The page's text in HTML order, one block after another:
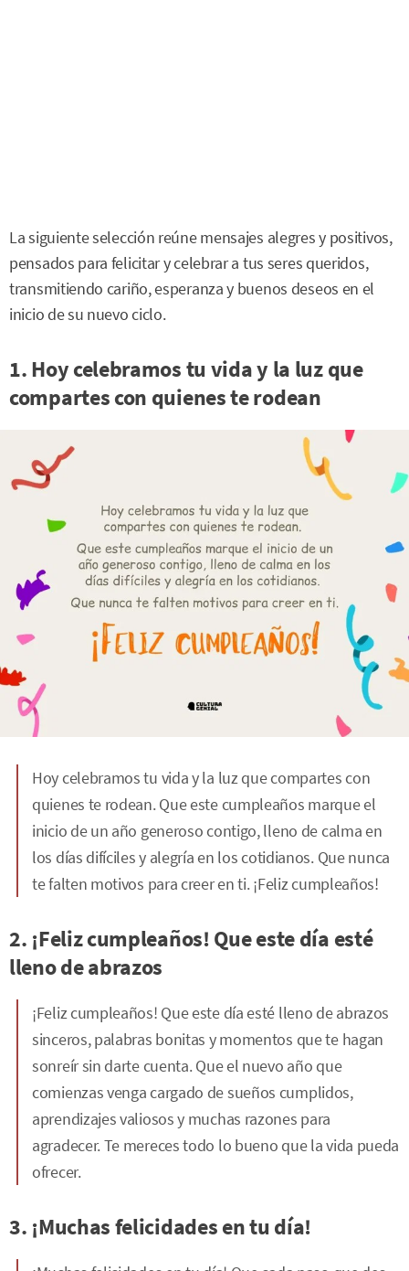
La siguiente selección reúne mensajes alegres y positivos,
pensados para felicitar y celebrar a tus seres queridos,
transmitiendo cariño, esperanza y buenos deseos en el
inicio de su nuevo ciclo.
1. Hoy celebramos tu vida y la luz que
compartes con quienes te rodean
Hoy celebramos tu vida y la luz que compartes con
quienes te rodean. Que este cumpleaños marque el
inicio de un año generoso contigo, lleno de calma en
los días difíciles y alegría en los cotidianos. Que nunca
te falten motivos para creer en ti. ¡Feliz cumpleaños!
2. ¡Feliz cumpleaños! Que este día esté
lleno de abrazos
¡Feliz cumpleaños! Que este día esté lleno de abrazos
sinceros, palabras bonitas y momentos que te hagan
sonreír sin darte cuenta. Que el nuevo año que
comienzas venga cargado de sueños cumplidos,
aprendizajes valiosos y muchas razones para
agradecer. Te mereces todo lo bueno que la vida pueda
ofrecer.
3. ¡Muchas felicidades en tu día!